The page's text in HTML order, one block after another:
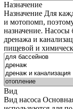
Назначение
Назначение Для
и мотопомп,
назначение. Насосы
дренажа и
пищевой и
Вид
Вид насоса